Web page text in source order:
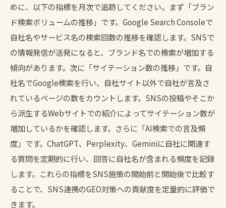
めに、以下の指標を月次で追跡してください。まず「ブラン
ド検索ボリュームの推移」です。Google Search Consoleで
自社名やサービス名の検索回数の推移を確認します。SNSで
の情報発信が活発になると、ブランド名での検索が増加する
傾向があります。次に「サイテーション数の推移」です。自
社名でGoogle検索を行い、自社サイト以外で自社が言及さ
れているページの数をカウントします。SNSの投稿やそこか
ら派生するWebサイトでの紹介によってサイテーション数が
増加しているかを確認します。さらに「AI検索での言及頻
度」です。ChatGPT、Perplexity、Geminiに自社に関連す
る質問を定期的に行い、回答に自社名が含まれる頻度を記録
します。これらの指標をSNS施策の開始前と開始後で比較す
ることで、SNS連携のGEO対策への貢献度を定量的に評価で
きます。